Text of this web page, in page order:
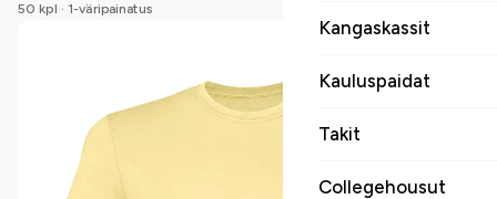
Kangaskassit
Kauluspaidat
Takit
Collegehousut
50 kpl · 1-väripainatus